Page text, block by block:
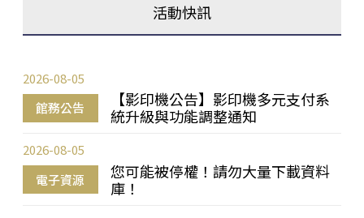
活動快訊
館務公告
【影印機公告】影印機多元支付系
統升級與功能調整通知
2026-08-05
電子資源
您可能被停權！請勿大量下載資料
庫！
2026-08-05